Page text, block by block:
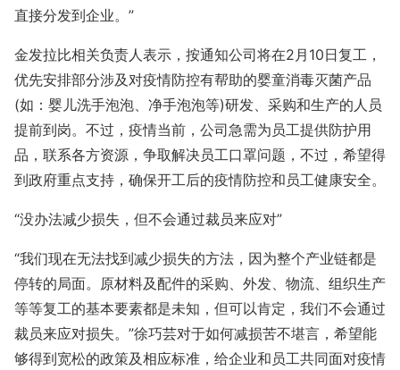
直接分发到企业。”
金发拉比相关负责人表示，按通知公司将在2月10日复工，
优先安排部分涉及对疫情防控有帮助的婴童消毒灭菌产品
(如：婴儿洗手泡泡、净手泡泡等)研发、采购和生产的人员
提前到岗。不过，疫情当前，公司急需为员工提供防护用
品，联系各方资源，争取解决员工口罩问题，不过，希望得
到政府重点支持，确保开工后的疫情防控和员工健康安全。
“没办法减少损失，但不会通过裁员来应对”
“我们现在无法找到减少损失的方法，因为整个产业链都是
停转的局面。原材料及配件的采购、外发、物流、组织生产
等等复工的基本要素都是未知，但可以肯定，我们不会通过
裁员来应对损失。”徐巧芸对于如何减损苦不堪言，希望能
够得到宽松的政策及相应标准，给企业和员工共同面对疫情